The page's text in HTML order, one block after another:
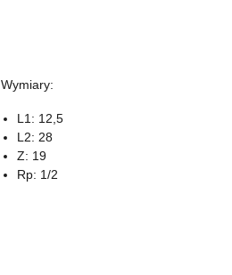
Wymiary:
L1: 12,5
L2: 28
Z: 19
Rp: 1/2